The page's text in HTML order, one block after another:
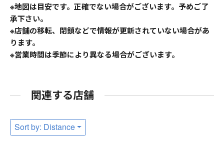
※地図は目安です。正確でない場合がございます。予めご了
承下さい。
※店舗の移転、閉鎖などで情報が更新されていない場合があ
ります。
※営業時間は季節により異なる場合がございます。
関連する店舗
Sort by: Distance